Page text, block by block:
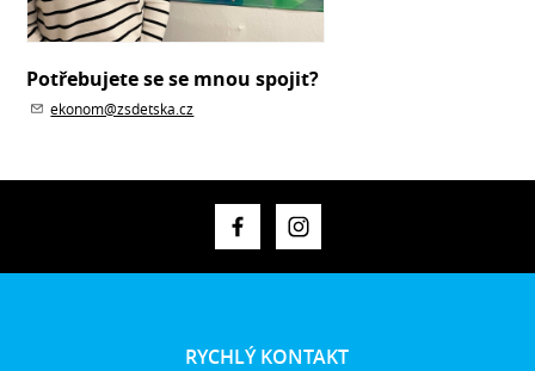
Potřebujete se se mnou spojit?
ekonom@zsdetska.cz
RYCHLÝ KONTAKT